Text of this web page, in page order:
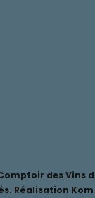
des Vins
Réalisation